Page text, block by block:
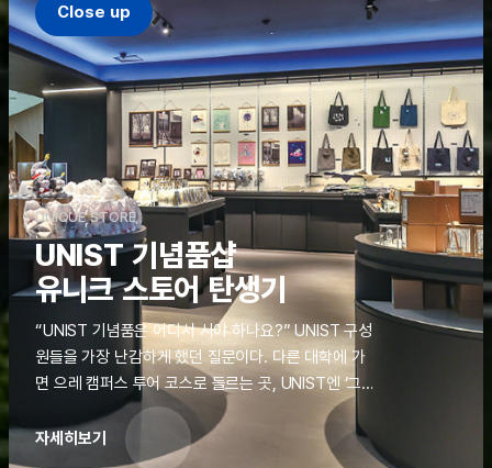
Close up
UNIQUE STORE
UNIST 기념품샵
유니크 스토어 탄생기
“UNIST 기념품은 어디서 사야 하나요?” UNIST 구성
원들을 가장 난감하게 했던 질문이다. 다른 대학에 가
면 으레 캠퍼스 투어 코스로 들르는 곳, UNIST엔 ‘그
것’이 없었다. 학교 탐방을 왔던 고등학생도, 자녀를 방
문하러 온 학부모도 빈손으로 돌려보내야 했던 아쉬움
을 달래줄 공간이 ‘유니크 스토어(UNIQUE
자세히보기